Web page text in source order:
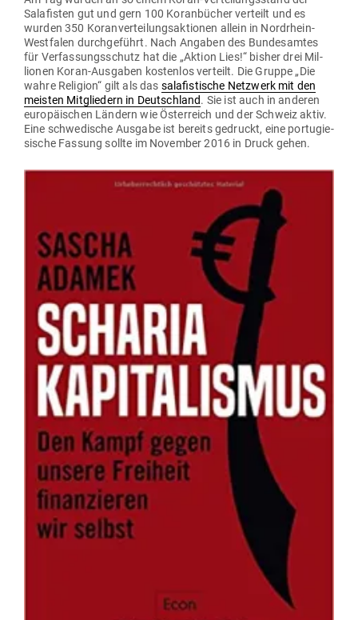
Sala­fisten gut und gern 100 Koran­bücher ver­teilt und es
wurden 350 Koran­ver­tei­lungs­ak­tionen allein in Nord­rhein-
West­falen durch­ge­führt. Nach Angaben des Bun­des­amtes
für Ver­fas­sungs­schutz hat die „Aktion Lies!“ bisher drei Mil­
lionen Koran-Aus­gaben kos­tenlos ver­teilt. Die Gruppe „Die
wahre Religion“ gilt als das sala­fis­tische Netzwerk mit den
meisten Mit­gliedern in Deutschland. Sie ist auch in anderen
euro­päi­schen Ländern wie Öster­reich und der Schweiz aktiv.
Eine schwe­dische Ausgabe ist bereits gedruckt, eine por­tu­gie­
sische Fassung sollte im November 2016 in Druck gehen.